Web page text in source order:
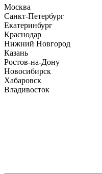
Москва
Санкт-Петербург
Екатеринбург
Краснодар
Нижний Новгород
Казань
Ростов-на-Дону
Новосибирск
Хабаровск
Владивосток